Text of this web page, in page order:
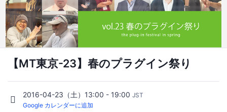
【MT東京-23】春のプラグイン祭り
2016-04-23（土）13:00 - 19:00 JST
Google カレンダーに追加